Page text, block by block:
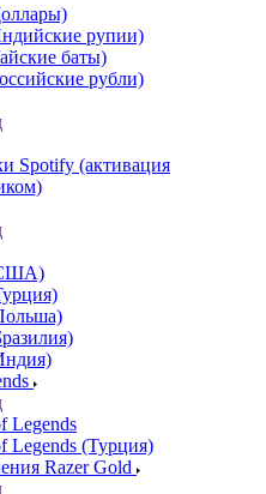
рупии)
баты)
рубли)
Spotify (активация
Legends
Legends (Турция)
Razer Gold